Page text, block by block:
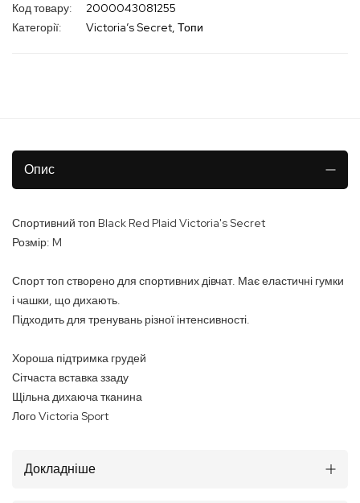
Код товару
2000043081255
Категорії:
Victoria’s Secret Топи
Опис
Спортивний топ Black Red Plaid Victoria's Secret
Розмір: M
Спорт топ створено для спортивних дівчат. Має еластичні гумки
і чашки, що дихають.
Підходить для тренувань різної інтенсивності.
Хороша підтримка грудей
Сітчаста вставка ззаду
Щільна дихаюча тканина
Лого Victoria Sport
Докладніше